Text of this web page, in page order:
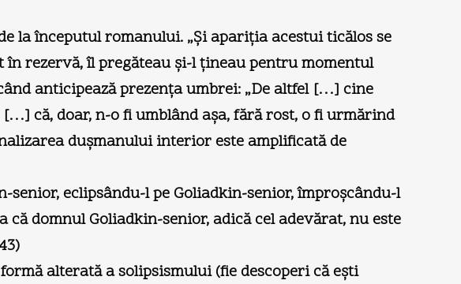
la începutul romanului. „Şi apariţia acestui ticălos se
rezervă, îl pregăteau şi-l ţineau pentru momentul
anticipează prezenţa umbrei: „De altfel […] cine
că, doar, n-o fi umblând aşa, fără rost, o fi urmărind
duşmanului interior este amplificată de
eclipsându-l pe Goliadkin-senior, împroşcându-l
domnul Goliadkin-senior, adică cel adevărat, nu este
alterată a solipsismului (fie descoperi că eşti